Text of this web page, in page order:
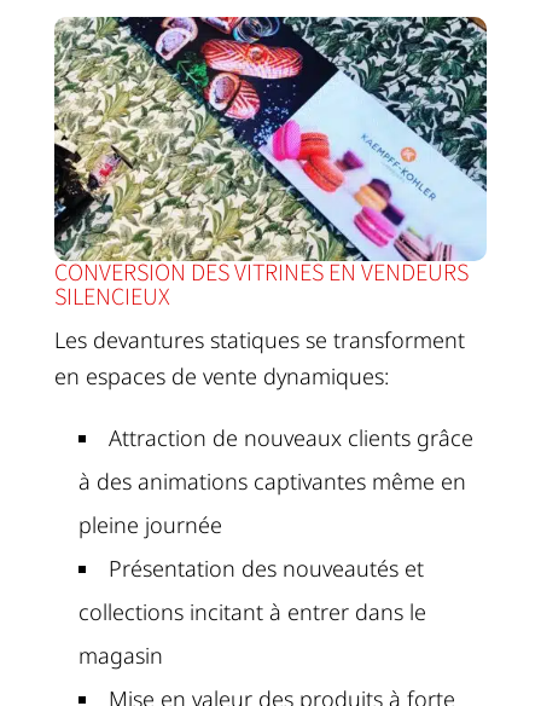
CONVERSION DES VITRINES EN VENDEURS
SILENCIEUX
Les devantures statiques se transforment
en espaces de vente dynamiques:
Attraction de nouveaux clients grâce
à des animations captivantes même en
pleine journée
Présentation des nouveautés et
collections incitant à entrer dans le
magasin
Mise en valeur des produits à forte